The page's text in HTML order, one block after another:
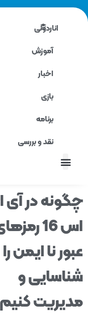
اناردونی
آموزش
برنامه
نقد و بررسی
در آی او
اس 16 رمزهای
نا ایمن را
و
کنیم؟